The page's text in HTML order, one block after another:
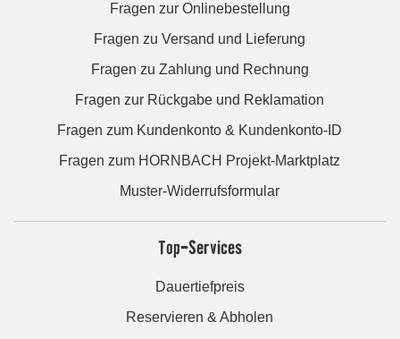
Fragen zur Onlinebestellung
Fragen zu Versand und Lieferung
Fragen zu Zahlung und Rechnung
Fragen zur Rückgabe und Reklamation
Fragen zum Kundenkonto & Kundenkonto-ID
Fragen zum HORNBACH Projekt-Marktplatz
Muster-Widerrufsformular
Top-Services
Dauertiefpreis
Reservieren & Abholen